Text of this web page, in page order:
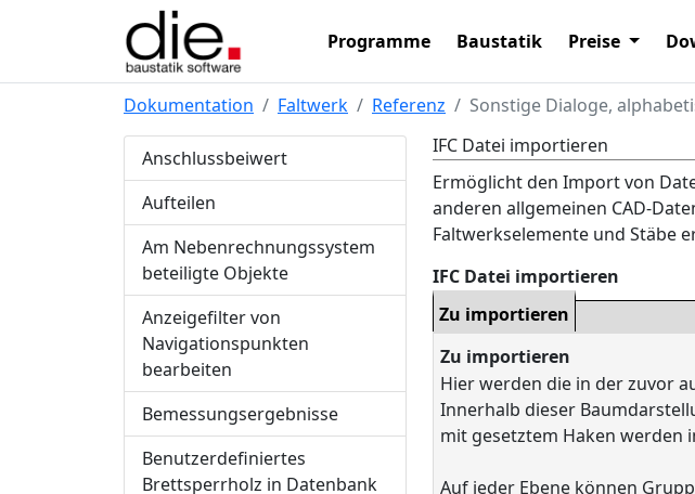
Programme Baustatik Preise
Dokumentation Faltwerk Referenz Sonstige Dialoge,
Anschlussbeiwert
Aufteilen
Am Nebenrechnungssystem
beteiligte Objekte
Anzeigefilter von
Navigationspunkten
bearbeiten
Bemessungsergebnisse
Benutzerdefiniertes
Brettsperrholz in Datenbank
IFC Datei importieren
Ermöglicht den Import von
anderen allgemeinen CAD-
Faltwerkselemente und Stäbe
IFC Datei importieren
Zu importieren
Zu importieren
Hier werden die in der zuvor
Innerhalb dieser
mit gesetztem Haken werden
Auf jeder Ebene können